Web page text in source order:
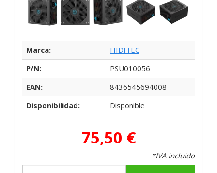
Marca:
HIDITEC
P/N:
PSU010056
EAN:
8436545694008
Disponibilidad:
Disponible
75,50 €
*IVA Incluido